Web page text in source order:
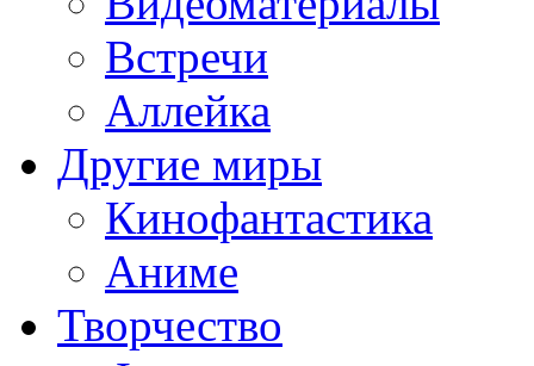
Встречи
Аллейка
Другие миры
Кинофантастика
Аниме
Творчество